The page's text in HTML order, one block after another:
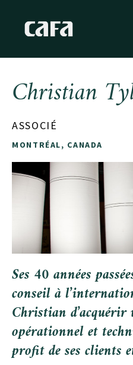
Christian
ASSOCIÉ
MONTRÉAL, CANADA
Ses 40 années
conseil à
Christian
opérationnel et
profit de ses clients